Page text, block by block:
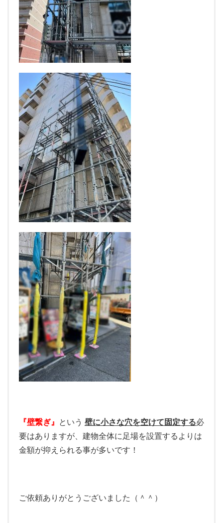
『壁繋ぎ』 という 壁に小さな穴を空けて固定する必
要はありますが、建物全体に足場を設置するよりは
金額が抑えられる事が多いです！
ご依頼ありがとうございました（＾＾）